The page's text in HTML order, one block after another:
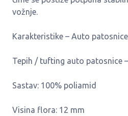
vožnje.
Karakteristike – Auto
Tepih / tufting auto patosnice
Sastav: 100% poliamid
Visina flora: 12 mm